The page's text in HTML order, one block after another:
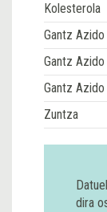
Kolesterola
Gantz
Gantz
Gantz
Zuntza
dira